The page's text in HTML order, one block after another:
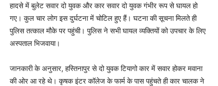
हादसे में बुलेट सवार दो युवक और कार सवार दो युवक गंभीर रूप से घायल हो
गए। कुल चार लोग इस दुर्घटना में चोटिल हुए हैं। घटना की सूचना मिलते ही
पुलिस तत्काल मौके पर पहुंची। पुलिस ने सभी घायल व्यक्तियों को उपचार के लिए
अस्पताल भिजवाया।
जानकारी के अनुसार, हस्तिनापुर से दो युवक टियागो कार में सवार होकर मवाना
की ओर आ रहे थे। कृषक इंटर कॉलेज के फार्म के पास पहुंचते ही कार चालक ने